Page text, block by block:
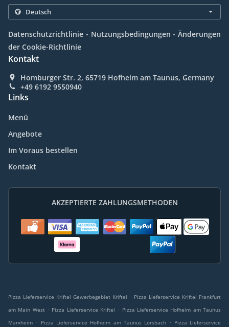
Datenschutzrichtlinie . Nutzungsbedingungen . Änderungen
der Cookie-Richtlinie
Kontakt
Homburger Str. 2, 65719 Hofheim am Taunus, Germany
+49 6192 9550940
Links
Menü
Angebote
Im Voraus bestellen
Kontakt
AKZEPTIERTE ZAHLUNGSMETHODEN
Pizza Lieferservice Kriftel Gewerbegebiet Kriftel . Pizza Lieferservice Kriftel Frankfurt
am Main West . Pizza Lieferservice Kriftel . Pizza Lieferservice Hofheim am Taunus
Marxheim . Pizza Lieferservice Hofheim am Taunus Lorsbach . Pizza Lieferservice